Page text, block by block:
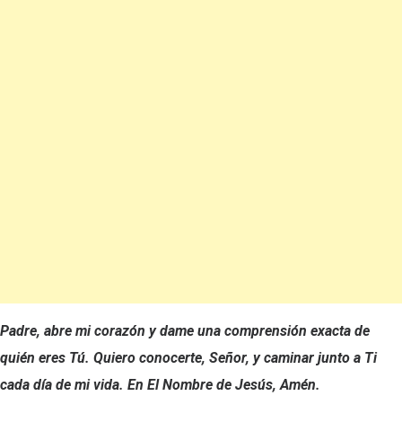
Padre, abre mi corazón y dame una comprensión exacta de
quién eres Tú. Quiero conocerte, Señor, y caminar junto a Ti
cada día de mi vida. En El Nombre de Jesús, Amén.